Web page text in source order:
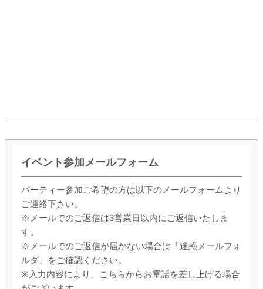
イベント参加メールフォーム
パーティー参加ご希望の方は以下のメールフォームより
ご連絡下さい。
※メールでのご返信は3営業日以内にご返信いたしま
す。
※メールでのご返信が届かない場合は「迷惑メールフォ
ルダ」をご確認ください。
※入力内容により、こちらからお電話を差し上げる場合